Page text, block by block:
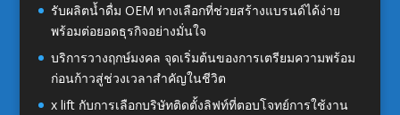
รับผลิตน้ำดื่ม OEM ทางเลือกที่ช่วยสร้างแบรนด์ได้ง่าย
พร้อมต่อยอดธุรกิจอย่างมั่นใจ
บริการวางฤกษ์มงคล จุดเริ่มต้นของการเตรียมความพร้อม
ก่อนก้าวสู่ช่วงเวลาสำคัญในชีวิต
x lift กับการเลือกบริษัทติดตั้งลิฟท์ที่ตอบโจทย์การใช้งาน